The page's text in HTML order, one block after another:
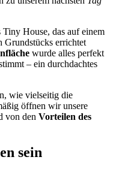
House, das auf einem
Grundstücks errichtet
wurde alles perfekt
– ein durchdachtes
wie vielseitig die
öffnen wir unsere
von den Vorteilen des
sein